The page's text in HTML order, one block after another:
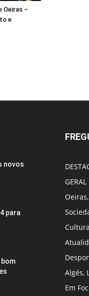
Oeiras –
e
novos
para
GERAL
Cultura
Algés,
Em